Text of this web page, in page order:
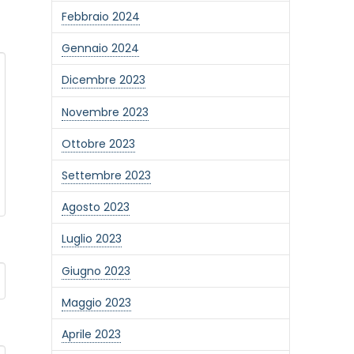
Febbraio 2024
Gennaio 2024
Dicembre 2023
Novembre 2023
Ottobre 2023
Settembre 2023
Agosto 2023
Luglio 2023
Giugno 2023
Maggio 2023
Aprile 2023
alla newsletter